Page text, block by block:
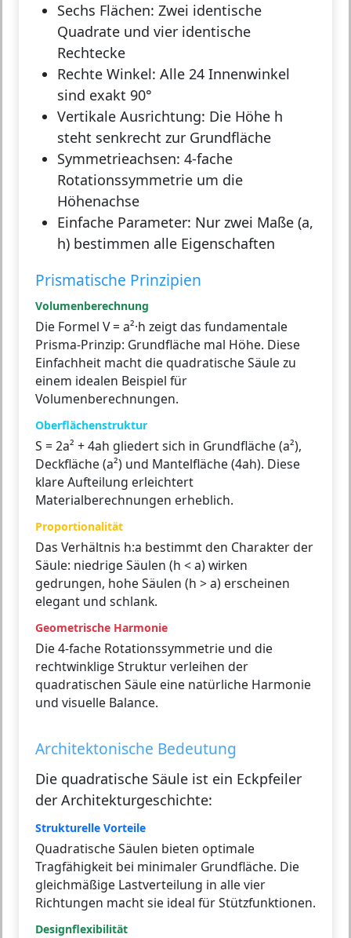
Sechs Flächen: Zwei identische
Quadrate und vier identische
Rechtecke
Rechte Winkel: Alle 24 Innenwinkel
sind exakt 90°
Vertikale Ausrichtung: Die Höhe h
steht senkrecht zur Grundfläche
Symmetrieachsen: 4-fache
Rotationssymmetrie um die
Höhenachse
Einfache Parameter: Nur zwei Maße (a,
h) bestimmen alle Eigenschaften
Prismatische Prinzipien
Volumenberechnung
Die Formel V = a²·h zeigt das fundamentale
Prisma-Prinzip: Grundfläche mal Höhe. Diese
Einfachheit macht die quadratische Säule zu
einem idealen Beispiel für
Volumenberechnungen.
Oberflächenstruktur
S = 2a² + 4ah gliedert sich in Grundfläche (a²),
Deckfläche (a²) und Mantelfläche (4ah). Diese
klare Aufteilung erleichtert
Materialberechnungen erheblich.
Proportionalität
Das Verhältnis h:a bestimmt den Charakter der
Säule: niedrige Säulen (h < a) wirken
gedrungen, hohe Säulen (h > a) erscheinen
elegant und schlank.
Geometrische Harmonie
Die 4-fache Rotationssymmetrie und die
rechtwinklige Struktur verleihen der
quadratischen Säule eine natürliche Harmonie
und visuelle Balance.
Architektonische Bedeutung
Die quadratische Säule ist ein Eckpfeiler
der Architekturgeschichte:
Strukturelle Vorteile
Quadratische Säulen bieten optimale
Tragfähigkeit bei minimaler Grundfläche. Die
gleichmäßige Lastverteilung in alle vier
Richtungen macht sie ideal für Stützfunktionen.
Designflexibilität